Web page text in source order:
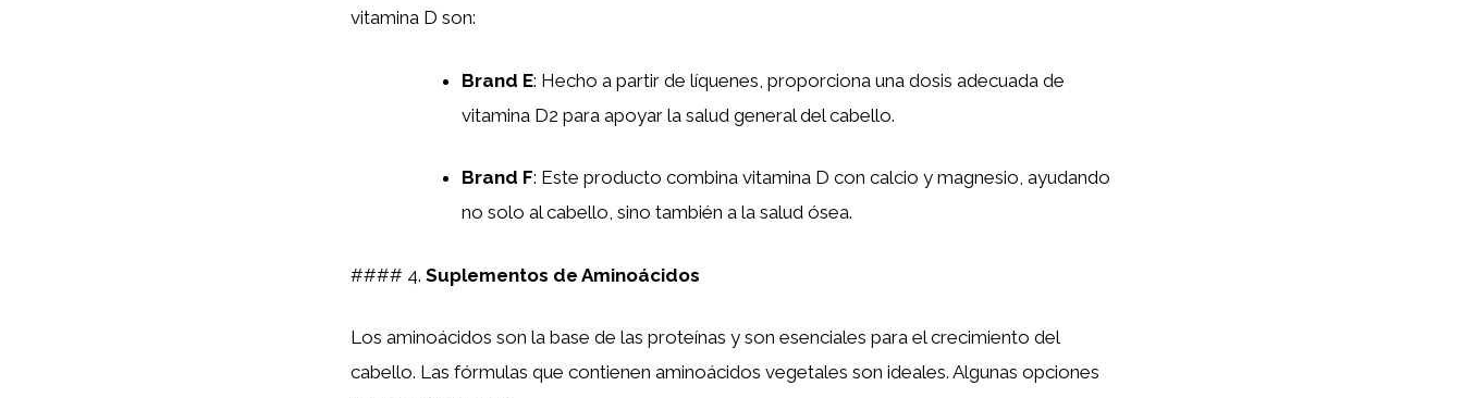
vitamina D son:
Brand E: Hecho a partir de líquenes, proporciona una dosis adecuada de
vitamina D2 para apoyar la salud general del cabello.
Brand F: Este producto combina vitamina D con calcio y magnesio, ayudando
no solo al cabello, sino también a la salud ósea.
#### 4. Suplementos de Aminoácidos
Los aminoácidos son la base de las proteínas y son esenciales para el crecimiento del
cabello. Las fórmulas que contienen aminoácidos vegetales son ideales. Algunas opciones